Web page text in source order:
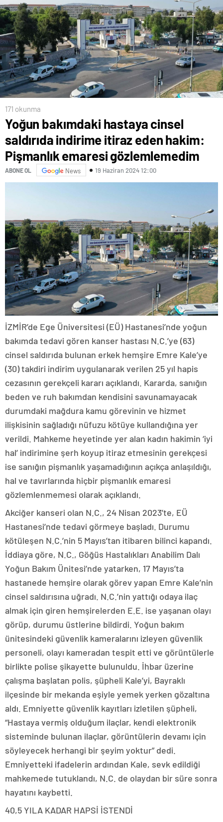
171 okunma
Yoğun bakımdaki hastaya cinsel
saldırıda indirime itiraz eden hakim:
Pişmanlık emaresi gözlemlemedim
ABONE OL News 19 Haziran 2024 12:00
İZMİR’de Ege Üniversitesi (EÜ) Hastanesi’nde yoğun
bakımda tedavi gören kanser hastası N.C.’ye (63)
cinsel saldırıda bulunan erkek hemşire Emre Kale’ye
(30) takdiri indirim uygulanarak verilen 25 yıl hapis
cezasının gerekçeli kararı açıklandı. Kararda, sanığın
beden ve ruh bakımdan kendisini savunamayacak
durumdaki mağdura kamu görevinin ve hizmet
ilişkisinin sağladığı nüfuzu kötüye kullandığına yer
verildi. Mahkeme heyetinde yer alan kadın hakimin ‘iyi
hal’ indirimine şerh koyup itiraz etmesinin gerekçesi
ise sanığın pişmanlık yaşamadığının açıkça anlaşıldığı,
hal ve tavırlarında hiçbir pişmanlık emaresi
gözlemlenmemesi olarak açıklandı.
Akciğer kanseri olan N.C., 24 Nisan 2023’te, EÜ
Hastanesi’nde tedavi görmeye başladı. Durumu
kötüleşen N.C.’nin 5 Mayıs’tan itibaren bilinci kapandı.
İddiaya göre, N.C., Göğüs Hastalıkları Anabilim Dalı
Yoğun Bakım Ünitesi’nde yatarken, 17 Mayıs’ta
hastanede hemşire olarak görev yapan Emre Kale’nin
cinsel saldırısına uğradı. N.C.’nin yattığı odaya ilaç
almak için giren hemşirelerden E.E. ise yaşanan olayı
görüp, durumu üstlerine bildirdi. Yoğun bakım
ünitesindeki güvenlik kameralarını izleyen güvenlik
personeli, olayı kameradan tespit etti ve görüntülerle
birlikte polise şikayette bulunuldu. İhbar üzerine
çalışma başlatan polis, şüpheli Kale’yi, Bayraklı
ilçesinde bir mekanda eşiyle yemek yerken gözaltına
aldı. Emniyette güvenlik kayıtları izletilen şüpheli,
“Hastaya vermiş olduğum ilaçlar, kendi elektronik
sisteminde bulunan ilaçlar, görüntülerin devamı için
söyleyecek herhangi bir şeyim yoktur” dedi.
Emniyetteki ifadelerin ardından Kale, sevk edildiği
mahkemede tutuklandı, N.C. de olaydan bir süre sonra
hayatını kaybetti.
40,5 YILA KADAR HAPSİ İSTENDİ